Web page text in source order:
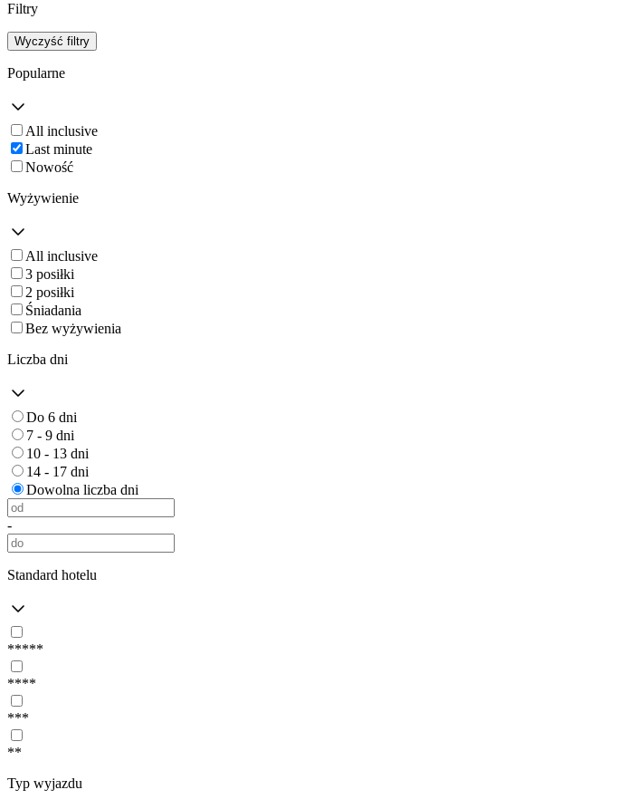
Filtry
Wyczyść filtry
Popularne
All inclusive
Last minute
Nowość
Wyżywienie
All inclusive
3 posiłki
2 posiłki
Śniadania
Bez wyżywienia
Liczba dni
Do 6 dni
7 - 9 dni
10 - 13 dni
14 - 17 dni
Dowolna liczba dni
-
Standard hotelu
*****
****
***
**
Typ wyjazdu